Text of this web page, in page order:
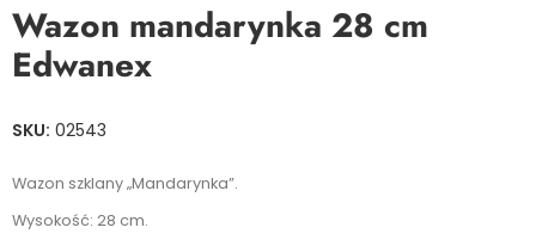
Wazon mandarynka 28 cm
Edwanex
SKU: 02543
Wazon szklany „Mandarynka”.
Wysokość: 28 cm.